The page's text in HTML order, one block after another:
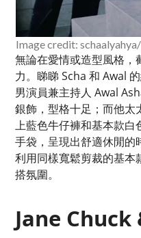
Image credit:
無論在愛情或造型風格，
力。睇睇 Scha 和 Awal
男演員兼主持人 Awal
銀飾，型格十足；而他太
上藍色牛仔褲和基本款
手袋，呈現出舒適休閒的
利用同樣寬鬆剪裁的基本
搭氛圍。
Jane Chuck